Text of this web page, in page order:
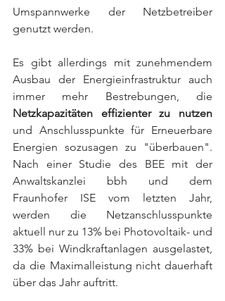
Umspannwerke der Netzbetreiber
genutzt werden.
Es gibt allerdings mit zunehmendem
Ausbau der Energieinfrastruktur auch
Netzkapazitäten effizienter zu nutzen
und Anschlusspunkte für Erneuerbare
Energien sozusagen zu "überbauen".
Nach einer Studie des BEE mit der
Anwaltskanzlei bbh und dem
Fraunhofer ISE vom letzten Jahr,
werden die Netzanschlusspunkte
aktuell nur zu 13% bei Photovoltaik- und
33% bei Windkraftanlagen ausgelastet,
da die Maximalleistung nicht dauerhaft
über das Jahr auftritt.